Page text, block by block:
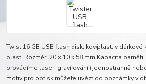
Twist 16 GB USB flash disk, kov/plast, v dárkové
plast. Rozměr: 20 × 10 × 58 mm.Kapacita
provádíme laser. gravírování (jednostranně
motiv pro potisk můžete uvézt do poznámky v